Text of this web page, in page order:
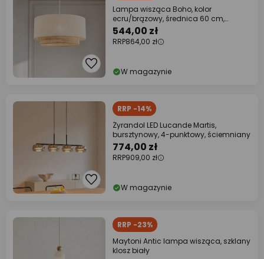
Lampa wisząca Boho, kolor
ecru/brązowy, średnica 60 cm,
tkanina
544,00 zł
RRP864,00 zł
W magazynie
RRP -14%
Żyrandol LED Lucande Martis,
bursztynowy, 4-punktowy, ściemniany
774,00 zł
RRP909,00 zł
W magazynie
RRP -23%
Maytoni Antic lampa wisząca, szklany
klosz biały